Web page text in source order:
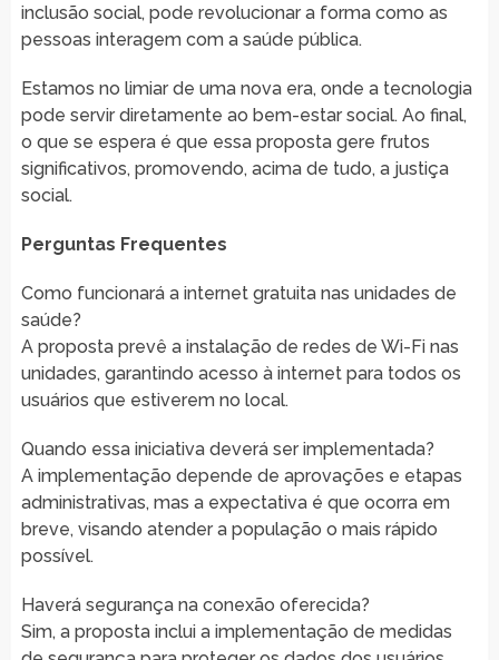
inclusão social, pode revolucionar a forma como as
pessoas interagem com a saúde pública.
Estamos no limiar de uma nova era, onde a tecnologia
pode servir diretamente ao bem-estar social. Ao final,
o que se espera é que essa proposta gere frutos
significativos, promovendo, acima de tudo, a justiça
social.
Perguntas Frequentes
Como funcionará a internet gratuita nas unidades de
saúde?
A proposta prevê a instalação de redes de Wi-Fi nas
unidades, garantindo acesso à internet para todos os
usuários que estiverem no local.
Quando essa iniciativa deverá ser implementada?
A implementação depende de aprovações e etapas
administrativas, mas a expectativa é que ocorra em
breve, visando atender a população o mais rápido
possível.
Haverá segurança na conexão oferecida?
Sim, a proposta inclui a implementação de medidas